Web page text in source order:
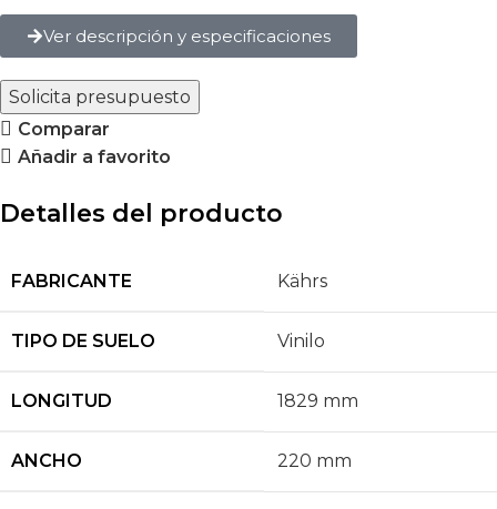
Ver descripción y especificaciones
Solicita presupuesto
Comparar
Añadir a favorito
Detalles del producto
FABRICANTE Kährs
TIPO DE SUELO Vinilo
LONGITUD 1829 mm
ANCHO 220 mm